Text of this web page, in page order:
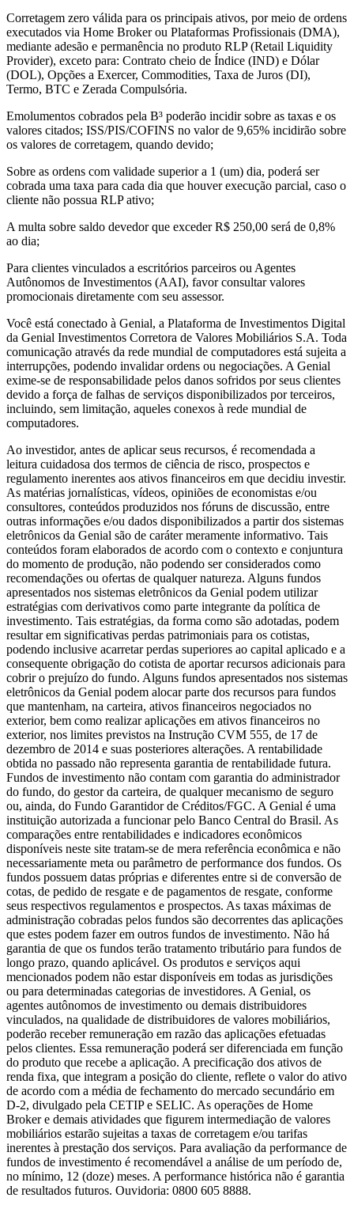
Corretagem zero válida para os principais ativos, por meio de ordens
executados via Home Broker ou Plataformas Profissionais (DMA),
mediante adesão e permanência no produto RLP (Retail Liquidity
Provider), exceto para: Contrato cheio de Índice (IND) e Dólar
(DOL), Opções a Exercer, Commodities, Taxa de Juros (DI),
Termo, BTC e Zerada Compulsória.
Emolumentos cobrados pela B³ poderão incidir sobre as taxas e os
valores citados; ISS/PIS/COFINS no valor de 9,65% incidirão sobre
os valores de corretagem, quando devido;
Sobre as ordens com validade superior a 1 (um) dia, poderá ser
cobrada uma taxa para cada dia que houver execução parcial, caso o
cliente não possua RLP ativo;
A multa sobre saldo devedor que exceder R$ 250,00 será de 0,8%
ao dia;
Para clientes vinculados a escritórios parceiros ou Agentes
Autônomos de Investimentos (AAI), favor consultar valores
promocionais diretamente com seu assessor.
Você está conectado à Genial, a Plataforma de Investimentos Digital
da Genial Investimentos Corretora de Valores Mobiliários S.A. Toda
comunicação através da rede mundial de computadores está sujeita a
interrupções, podendo invalidar ordens ou negociações. A Genial
exime-se de responsabilidade pelos danos sofridos por seus clientes
devido a força de falhas de serviços disponibilizados por terceiros,
incluindo, sem limitação, aqueles conexos à rede mundial de
computadores.
Ao investidor, antes de aplicar seus recursos, é recomendada a
leitura cuidadosa dos termos de ciência de risco, prospectos e
regulamento inerentes aos ativos financeiros em que decidiu investir.
As matérias jornalísticas, vídeos, opiniões de economistas e/ou
consultores, conteúdos produzidos nos fóruns de discussão, entre
outras informações e/ou dados disponibilizados a partir dos sistemas
eletrônicos da Genial são de caráter meramente informativo. Tais
conteúdos foram elaborados de acordo com o contexto e conjuntura
do momento de produção, não podendo ser considerados como
recomendações ou ofertas de qualquer natureza. Alguns fundos
apresentados nos sistemas eletrônicos da Genial podem utilizar
estratégias com derivativos como parte integrante da política de
investimento. Tais estratégias, da forma como são adotadas, podem
resultar em significativas perdas patrimoniais para os cotistas,
podendo inclusive acarretar perdas superiores ao capital aplicado e a
consequente obrigação do cotista de aportar recursos adicionais para
cobrir o prejuízo do fundo. Alguns fundos apresentados nos sistemas
eletrônicos da Genial podem alocar parte dos recursos para fundos
que mantenham, na carteira, ativos financeiros negociados no
exterior, bem como realizar aplicações em ativos financeiros no
exterior, nos limites previstos na Instrução CVM 555, de 17 de
dezembro de 2014 e suas posteriores alterações. A rentabilidade
obtida no passado não representa garantia de rentabilidade futura.
Fundos de investimento não contam com garantia do administrador
do fundo, do gestor da carteira, de qualquer mecanismo de seguro
ou, ainda, do Fundo Garantidor de Créditos/FGC. A Genial é uma
instituição autorizada a funcionar pelo Banco Central do Brasil. As
comparações entre rentabilidades e indicadores econômicos
disponíveis neste site tratam-se de mera referência econômica e não
necessariamente meta ou parâmetro de performance dos fundos. Os
fundos possuem datas próprias e diferentes entre si de conversão de
cotas, de pedido de resgate e de pagamentos de resgate, conforme
seus respectivos regulamentos e prospectos. As taxas máximas de
administração cobradas pelos fundos são decorrentes das aplicações
que estes podem fazer em outros fundos de investimento. Não há
garantia de que os fundos terão tratamento tributário para fundos de
longo prazo, quando aplicável. Os produtos e serviços aqui
mencionados podem não estar disponíveis em todas as jurisdições
ou para determinadas categorias de investidores. A Genial, os
agentes autônomos de investimento ou demais distribuidores
vinculados, na qualidade de distribuidores de valores mobiliários,
poderão receber remuneração em razão das aplicações efetuadas
pelos clientes. Essa remuneração poderá ser diferenciada em função
do produto que recebe a aplicação. A precificação dos ativos de
renda fixa, que integram a posição do cliente, reflete o valor do ativo
de acordo com a média de fechamento do mercado secundário em
D-2, divulgado pela CETIP e SELIC. As operações de Home
Broker e demais atividades que figurem intermediação de valores
mobiliários estarão sujeitas a taxas de corretagem e/ou tarifas
inerentes à prestação dos serviços. Para avaliação da performance de
fundos de investimento é recomendável a análise de um período de,
no mínimo, 12 (doze) meses. A performance histórica não é garantia
de resultados futuros. Ouvidoria: 0800 605 8888.